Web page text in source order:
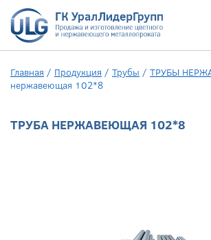
Главная / Продукция / Трубы / ТРУБЫ
нержавеющая 102*8
ТРУБА НЕРЖАВЕЮЩАЯ 102*8